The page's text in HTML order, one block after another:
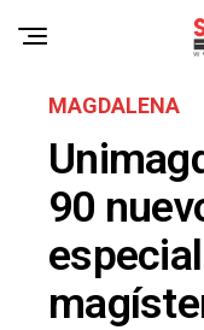
MAGDALENA
90